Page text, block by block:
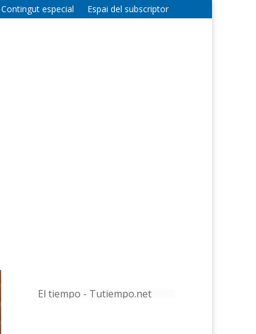
Contingut especial Espai del subscriptor
El tiempo - Tutiempo.net